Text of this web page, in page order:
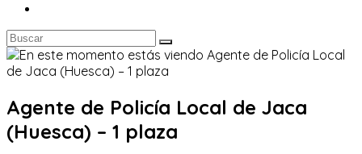
Agente de Policía Local de Jaca
(Huesca) – 1 plaza